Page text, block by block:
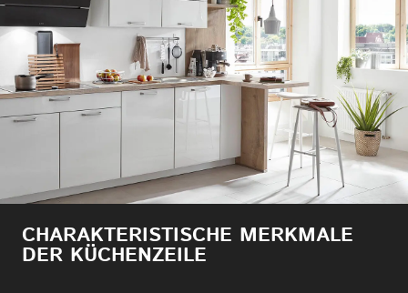
CHARAKTERISTISCHE MERKMALE
DER KÜCHENZEILE